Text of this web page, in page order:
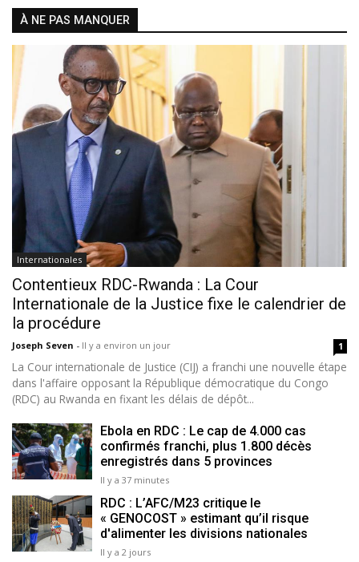
À NE PAS MANQUER
Internationales
Contentieux RDC-Rwanda : La Cour
Internationale de la Justice fixe le calendrier de
la procédure
Joseph Seven - Il y a environ un jour 1
La Cour internationale de Justice (CIJ) a franchi une nouvelle étape
dans l'affaire opposant la République démocratique du Congo
(RDC) au Rwanda en fixant les délais de dépôt...
Ebola en RDC : Le cap de 4.000 cas
confirmés franchi, plus 1.800 décès
enregistrés dans 5 provinces
Il y a 37 minutes
RDC : L’AFC/M23 critique le
« GENOCOST » estimant qu’il risque
d'alimenter les divisions nationales
Il y a 2 jours